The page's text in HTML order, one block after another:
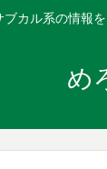
ブカル系の情報
め